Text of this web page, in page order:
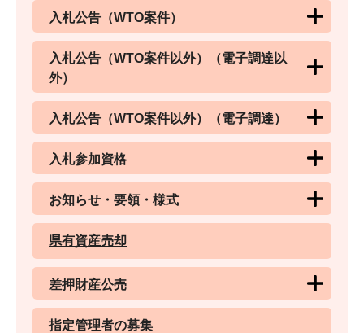
入札公告（WTO案件）
入札公告（WTO案件以外）（電子調達以
外）
入札公告（WTO案件以外）（電子調達）
入札参加資格
お知らせ・要領・様式
県有資産売却
差押財産公売
指定管理者の募集